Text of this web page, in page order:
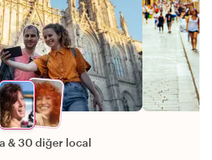
&30 diğer local